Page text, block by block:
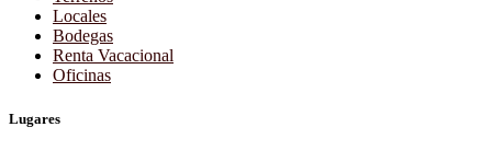
Locales
Bodegas
Renta Vacacional
Oficinas
Lugares